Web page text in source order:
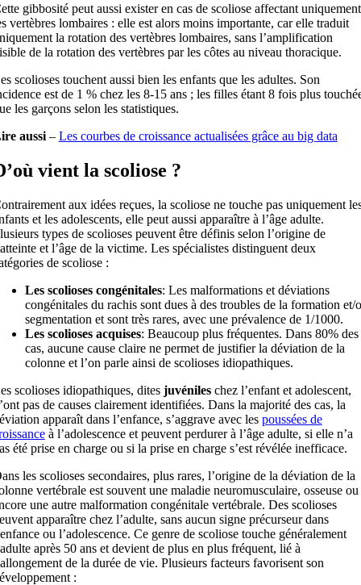
gibbosité peut aussi exister en cas de scoliose affectant uniquement
vertèbres lombaires : elle est alors moins importante, car elle traduit
la rotation des vertèbres lombaires, sans l’amplification
de la rotation des vertèbres par les côtes au niveau thoracique.
scolioses touchent aussi bien les enfants que les adultes. Son
est de 1 % chez les 8-15 ans ; les filles étant 8 fois plus
les garçons selon les statistiques.
aussi– Les courbes de croissance actualisées grâce au big data
vient la scoliose ?
aux idées reçues, la scoliose ne touche pas uniquement
et les adolescents, elle peut aussi apparaître à l’âge adulte.
types de scolioses peuvent être définis selon l’origine de
et l’âge de la victime. Les spécialistes distinguent deux
de scoliose :
Les scolioses congénitales: Les malformations et déviations
congénitales du rachis sont dues à des troubles de la formation et/
segmentation et sont très rares, avec une prévalence de 1/1000.
Les scolioses acquises: Beaucoup plus fréquentes. Dans 80% des
cas, aucune cause claire ne permet de justifier la déviation de la
colonne et l’on parle ainsi de scolioses idiopathiques.
scolioses idiopathiques, dites juvénileschez l’enfant et adolescent,
pas de causes clairement identifiées. Dans la majorité des cas, la
apparaît dans l’enfance, s’aggrave avec les poussées de
à l’adolescence et peuvent perdurer à l’âge adulte, si elle n’a
été prise en charge ou si la prise en charge s’est révélée inefficace.
les scolioses secondaires, plus rares, l’origine de la déviation de la
vertébrale est souvent une maladie neuromusculaire, osseuse ou
une autre malformation congénitale vertébrale. Des scolioses
apparaître chez l’adulte, sans aucun signe précurseur dans
ou l’adolescence. Ce genre de scoliose touche généralement
après 50 ans et devient de plus en plus fréquent, lié à
de la durée de vie. Plusieurs facteurs favorisent son
: